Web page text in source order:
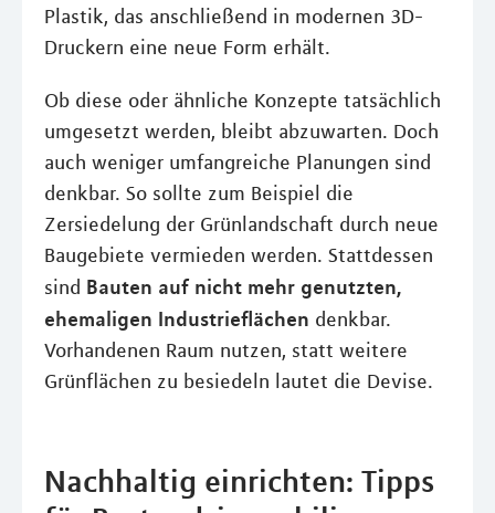
Plastik, das anschließend in modernen 3D-
Druckern eine neue Form erhält.
Ob diese oder ähnliche Konzepte tatsächlich
umgesetzt werden, bleibt abzuwarten. Doch
auch weniger umfangreiche Planungen sind
denkbar. So sollte zum Beispiel die
Zersiedelung der Grünlandschaft durch neue
Baugebiete vermieden werden. Stattdessen
sind Bauten auf nicht mehr genutzten,
ehemaligen Industrieflächen denkbar.
Vorhandenen Raum nutzen, statt weitere
Grünflächen zu besiedeln lautet die Devise.
Nachhaltig einrichten: Tipps